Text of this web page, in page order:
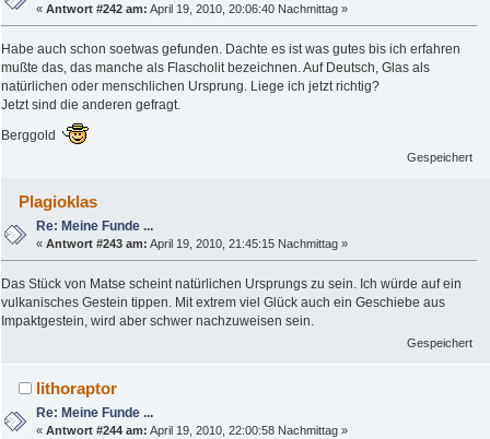
«Antwort #242 am: April 19, 2010, 20:06:40 Nachmittag »
Habe auch schon soetwas gefunden. Dachte es ist was gutes bis ich erfahren
mußte das, das manche als Flascholit bezeichnen. Auf Deutsch, Glas als
natürlichen oder menschlichen Ursprung. Liege ich jetzt richtig?
Jetzt sind die anderen gefragt.
Berggold
Gespeichert
Plagioklas
Re: Meine Funde ...
«Antwort #243 am: April 19, 2010, 21:45:15 Nachmittag »
Das Stück von Matse scheint natürlichen Ursprungs zu sein. Ich würde auf ein
vulkanisches Gestein tippen. Mit extrem viel Glück auch ein Geschiebe aus
Impaktgestein, wird aber schwer nachzuweisen sein.
Gespeichert
lithoraptor
Re: Meine Funde ...
«Antwort #244 am: April 19, 2010, 22:00:58 Nachmittag »